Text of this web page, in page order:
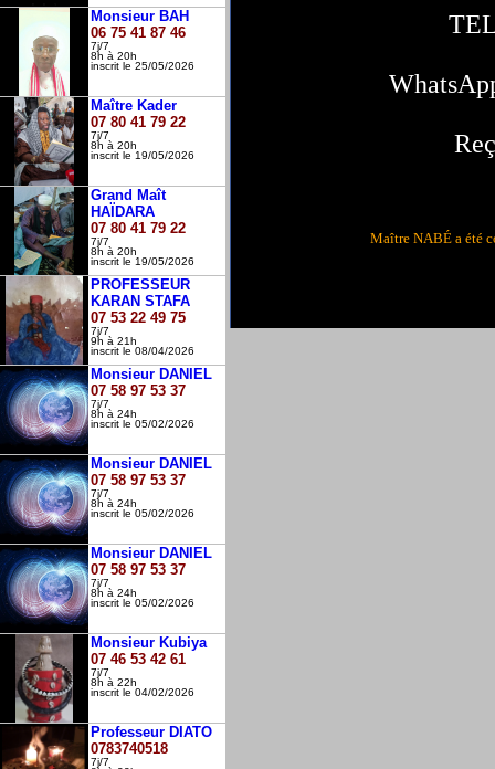
Monsieur BAH
06 75 41 87 46
7j/7
8h à 20h
inscrit le 25/05/2026
Maître Kader
07 80 41 79 22
7j/7
8h à 20h
inscrit le 19/05/2026
Grand Maît
HAÏDARA
07 80 41 79 22
7j/7
8h à 20h
inscrit le 19/05/2026
PROFESSEUR
KARAN STAFA
07 53 22 49 75
7j/7
9h à 21h
inscrit le 08/04/2026
Monsieur DANIEL
07 58 97 53 37
7j/7
8h à 24h
inscrit le 05/02/2026
Monsieur DANIEL
07 58 97 53 37
7j/7
8h à 24h
inscrit le 05/02/2026
Monsieur DANIEL
07 58 97 53 37
7j/7
8h à 24h
inscrit le 05/02/2026
Monsieur Kubiya
07 46 53 42 61
7j/7
8h à 22h
inscrit le 04/02/2026
Professeur DIATO
0783740518
7j/7
Maître NABÉ a été